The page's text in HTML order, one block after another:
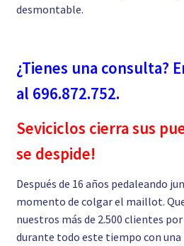
desmontable.
¿Tienes una consulta?
al 696.872.752.
Seviciclos cierra sus
se despide!
Después de 16 años pedaleando
momento de colgar el maillot.
nuestros más de 2.500 clientes
durante todo este tiempo con una